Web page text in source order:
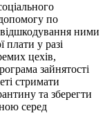
по
ними
плати у разі
цехів,
зайнятості
стримати
та зберегти
серед